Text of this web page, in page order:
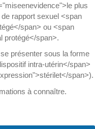
plus
rapport sexuel <span
span> ou <span
protégé</span>.
présenter sous la forme
intra-utérin</span>
span>).
à connaître.